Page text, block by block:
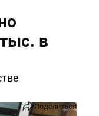
в
Поделиться